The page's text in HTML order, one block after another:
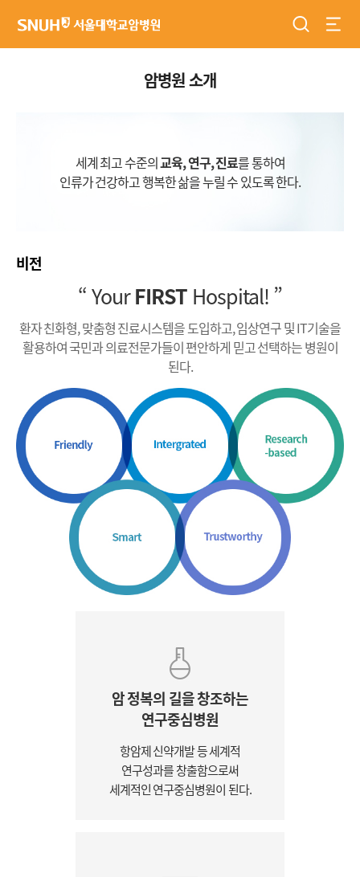
검색
암병원 소개
세계 최고 수준의교육, 연구, 진료를 통하여
인류가 건강하고 행복한 삶을 누릴 수 있도록 한다.
비전
“ YourFIRST Hospital! ”
환자 친화형, 맞춤형 진료시스템을 도입하고, 임상연구 및 IT기술을
활용하여 국민과 의료전문가들이 편안하게 믿고 선택하는 병원이
된다.
암 정복의 길을 창조하는
연구중심병원
항암제 신약개발 등 세계적
연구성과를 창출함으로써
세계적인 연구중심병원이 된다.